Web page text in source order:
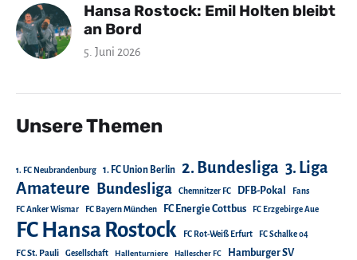
Hansa Rostock: Emil Holten bleibt
an Bord
5. Juni 2026
Unsere Themen
1. FC Neubrandenburg 1. FC Union Berlin 2. Bundesliga 3. Liga
Amateure Bundesliga Chemnitzer FC DFB-Pokal Fans
FC Anker Wismar FC Bayern München FC Energie Cottbus FC Erzgebirge Aue
FC Hansa Rostock FC Rot-Weiß Erfurt FC Schalke 04
FC St. Pauli Gesellschaft Hallenturniere Hallescher FC Hamburger SV